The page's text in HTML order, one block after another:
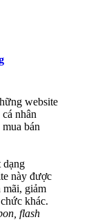
website
nhân
bán
dạng
này được
mãi, giảm
khác.
flash